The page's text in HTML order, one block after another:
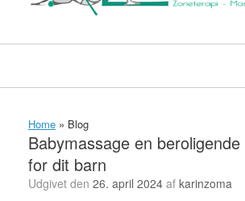
Home » Blog
Babymassage en
for dit barn
Udgivet den 26. april 2024 af karinzoma